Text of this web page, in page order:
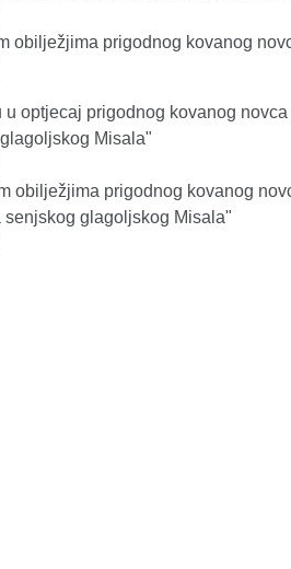
obilježjima prigodnog kovanog
u optjecaj prigodnog kovanog
Misala"
obilježjima prigodnog kovanog
glagoljskog Misala"